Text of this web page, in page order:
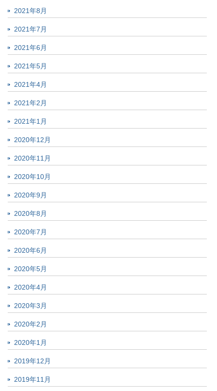
2021年8月
2021年7月
2021年6月
2021年5月
2021年4月
2021年2月
2021年1月
2020年12月
2020年11月
2020年10月
2020年9月
2020年8月
2020年7月
2020年6月
2020年5月
2020年4月
2020年3月
2020年2月
2020年1月
2019年12月
2019年11月